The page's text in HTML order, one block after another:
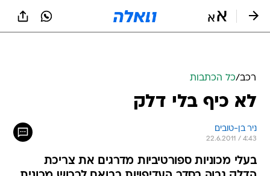
רכב/כל הכתבות
לא כיף בלי דלק
ניר בן-טובים
22.6.2011 / 4:43
בעלי מכוניות ספורטיביות מדרגים את צריכת